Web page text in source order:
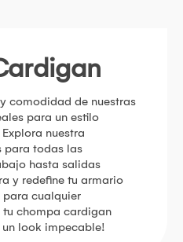
comodidad de nuestras
para un estilo
nuestra
para todas las
hasta salidas
y redefine tu armario
cualquier
tu chompa cardigan
look impecable!